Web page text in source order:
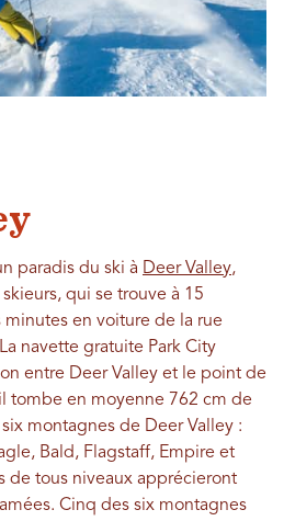
paradis du ski à Deer Valley,
qui se trouve à 15
en voiture de la rue
navette gratuite Park City
entre Deer Valley et le point de
tombe en moyenne 762 cm de
montagnes de Deer Valley :
Bald, Flagstaff, Empire et
de tous niveaux apprécieront
Cinq des six montagnes